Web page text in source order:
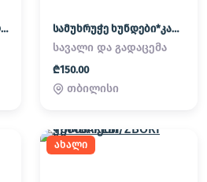
სამუხრუჭე დისკები*APORNEBI სამუხრუჭე ხუნდები*კალოდკები*KALODKEBI SHECVLIT
სავალი და გადაცემა
₾150.00
თბილისი
ახალი